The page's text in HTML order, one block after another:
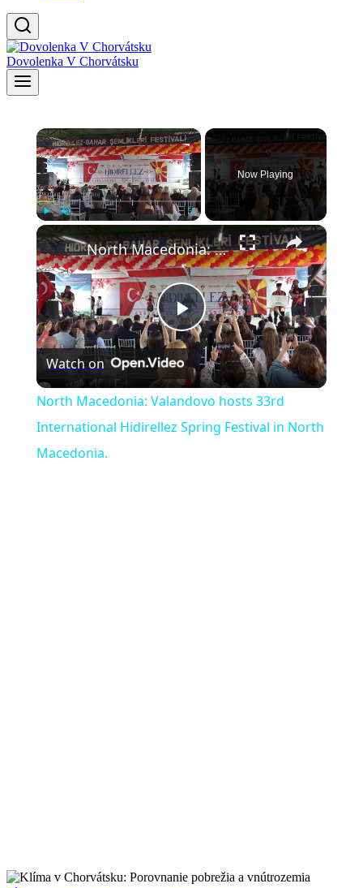
Dovolenka V Chorvátsku
×
Play
Now Playing
×
Play
Video
North Macedonia: Valandovo hosts 33rd International Hidirellez Spring Festival in North Macedonia.
Watch on
North Macedonia: Valandovo hosts 33rd
International Hidirellez Spring Festival in North
Macedonia.